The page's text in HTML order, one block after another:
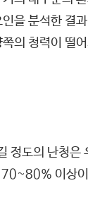
을 분석한 결
의 청력이 떨
정도의 난청은
이상